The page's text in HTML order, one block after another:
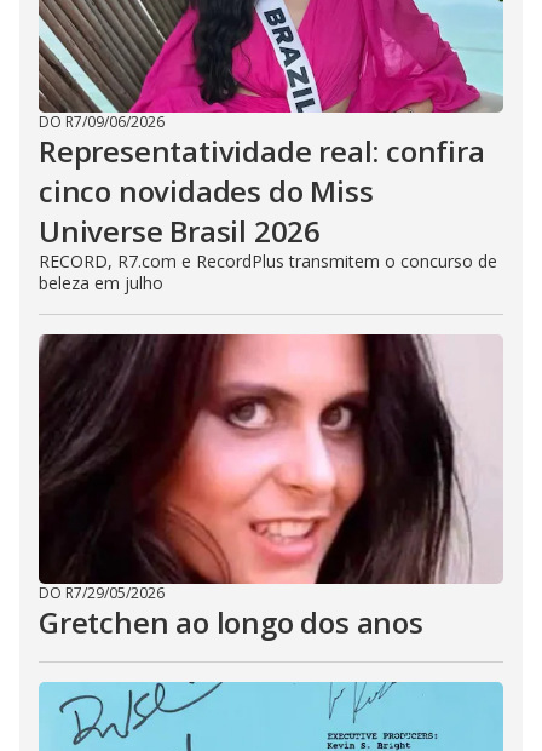
DO R7/09/06/2026
Representatividade real: confira
cinco novidades do Miss
Universe Brasil 2026
RECORD, R7.com e RecordPlus transmitem o concurso de
beleza em julho
DO R7/29/05/2026
Gretchen ao longo dos anos